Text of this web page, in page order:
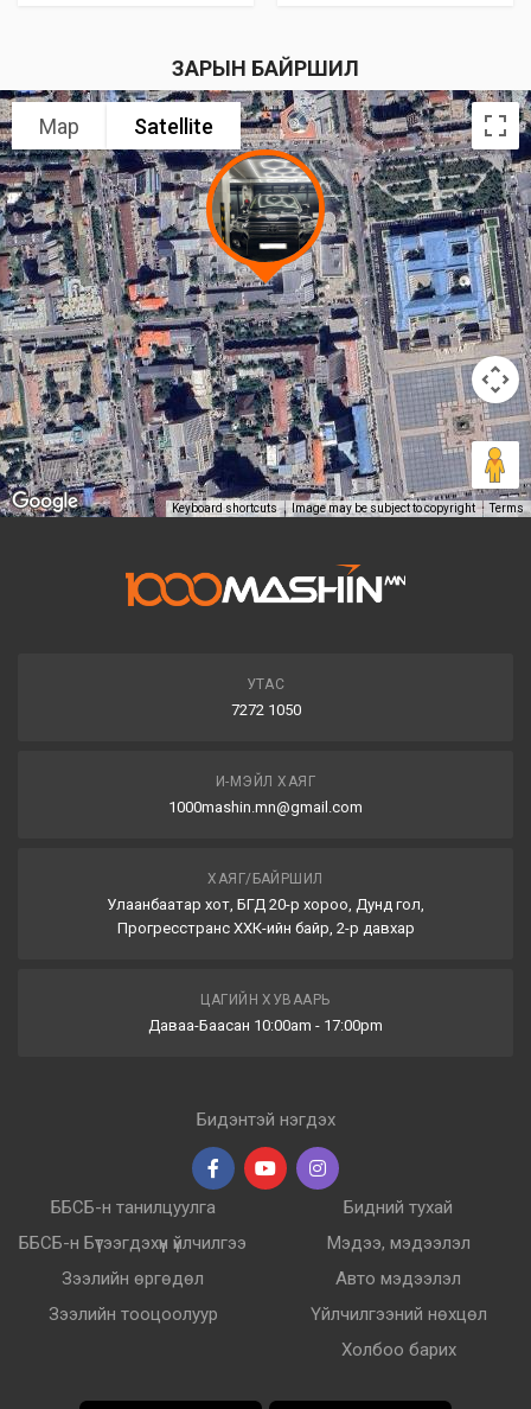
ЗАРЫН БАЙРШИЛ
Map Satellite
Keyboard shortcuts Image may be subject to copyright Terms
УТАС
7272 1050
И-МЭЙЛ ХАЯГ
1000mashin.mn@gmail.com
ХАЯГ/БАЙРШИЛ
Улаанбаатар хот, БГД 20-р хороо, Дунд гол,
Прогресстранс ХХК-ийн байр, 2-р давхар
ЦАГИЙН ХУВААРЬ
Даваа-Баасан 10:00am - 17:00pm
Бидэнтэй нэгдэх
ББСБ-н танилцуулга
ББСБ-н Бүтээгдэхүүн үйлчилгээ
Зээлийн өргөдөл
Зээлийн тооцоолуур
Бидний тухай
Мэдээ, мэдээлэл
Авто мэдээлэл
Үйлчилгээний нөхцөл
Холбоо барих